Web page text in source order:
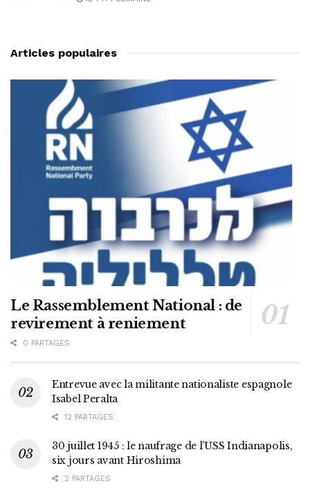
Articles populaires
Le Rassemblement National : de
revirement à reniement
0 PARTAGES
Entrevue avec la militante nationaliste espagnole
Isabel Peralta
12 PARTAGES
30 juillet 1945 : le naufrage de l’USS Indianapolis,
six jours avant Hiroshima
2 PARTAGES